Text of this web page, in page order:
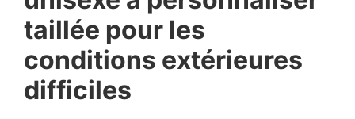
taillée pour les
conditions extérieures
difficiles